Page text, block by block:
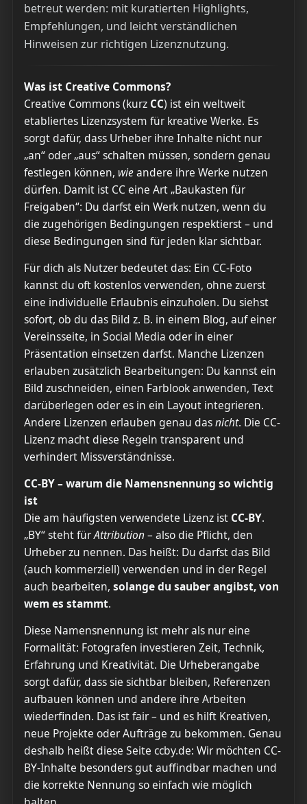
betreut werden: mit kuratierten Highlights,
Empfehlungen, und leicht verständlichen
Hinweisen zur richtigen Lizenznutzung.
Was ist Creative Commons?
Creative Commons (kurz CC) ist ein weltweit
etabliertes Lizenzsystem für kreative Werke. Es
sorgt dafür, dass Urheber ihre Inhalte nicht nur
„an“ oder „aus“ schalten müssen, sondern genau
festlegen können, wieandere ihre Werke nutzen
dürfen. Damit ist CC eine Art „Baukasten für
Freigaben“: Du darfst ein Werk nutzen, wenn du
die zugehörigen Bedingungen respektierst – und
diese Bedingungen sind für jeden klar sichtbar.
Für dich als Nutzer bedeutet das: Ein CC-Foto
kannst du oft kostenlos verwenden, ohne zuerst
eine individuelle Erlaubnis einzuholen. Du siehst
sofort, ob du das Bild z. B. in einem Blog, auf einer
Vereinsseite, in Social Media oder in einer
Präsentation einsetzen darfst. Manche Lizenzen
erlauben zusätzlich Bearbeitungen: Du kannst ein
Bild zuschneiden, einen Farblook anwenden, Text
darüberlegen oder es in ein Layout integrieren.
Andere Lizenzen erlauben genau dasnicht. Die CC-
Lizenz macht diese Regeln transparent und
verhindert Missverständnisse.
CC-BY – warum die Namensnennung so wichtig
ist
Die am häufigsten verwendete Lizenz ist CC-BY.
„BY“ steht fürAttribution– also die Pflicht, den
Urheber zu nennen. Das heißt: Du darfst das Bild
(auch kommerziell) verwenden und in der Regel
auch bearbeiten, solange du sauber angibst, von
wem es stammt.
Diese Namensnennung ist mehr als nur eine
Formalität: Fotografen investieren Zeit, Technik,
Erfahrung und Kreativität. Die Urheberangabe
sorgt dafür, dass sie sichtbar bleiben, Referenzen
aufbauen können und andere ihre Arbeiten
wiederfinden. Das ist fair – und es hilft Kreativen,
neue Projekte oder Aufträge zu bekommen. Genau
deshalb heißt diese Seite ccby.de: Wir möchten CC-
BY-Inhalte besonders gut auffindbar machen und
die korrekte Nennung so einfach wie möglich